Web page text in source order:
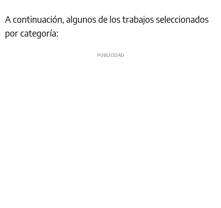
A continuación, algunos de los trabajos seleccionados
por categoría: